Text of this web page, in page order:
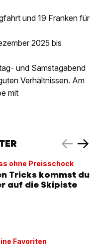
und 19 Franken für
2025 bis
und Samstagabend
Verhältnissen. Am
mit
ohne Preisschock
Tricks kommst du
auf die Skipiste
Favoriten